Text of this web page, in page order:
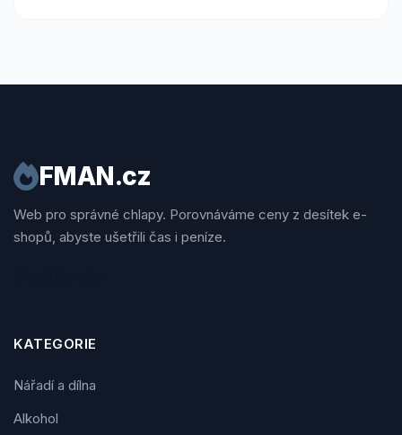
FMAN.cz
Web pro správné chlapy. Porovnáváme ceny z desítek e-
shopů, abyste ušetřili čas i peníze.
KATEGORIE
Nářadí a dílna
Alkohol